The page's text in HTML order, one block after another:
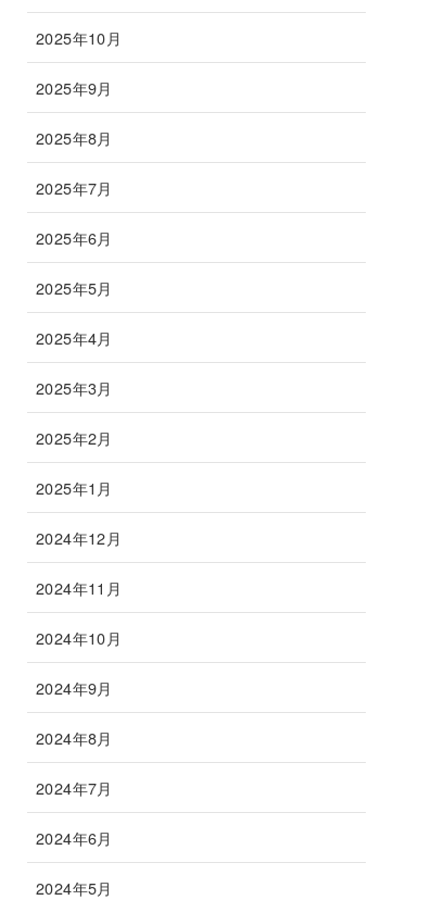
2025年10月
2025年9月
2025年8月
2025年7月
2025年6月
2025年5月
2025年4月
2025年3月
2025年2月
2025年1月
2024年12月
2024年11月
2024年10月
2024年9月
2024年8月
2024年7月
2024年6月
2024年5月